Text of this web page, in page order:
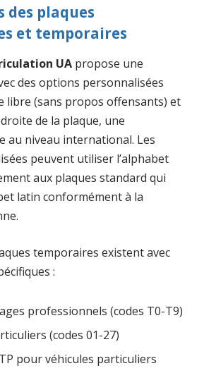
plaques
et temporaires
UA propose une
des options personnalisées
libre (sans propos offensants) et
de la plaque, une
au niveau international. Les
peuvent utiliser l’alphabet
aux plaques standard qui
latin conformément à la
temporaires existent avec
:
professionnels (codes T0-T9)
(codes 01-27)
pour véhicules particuliers